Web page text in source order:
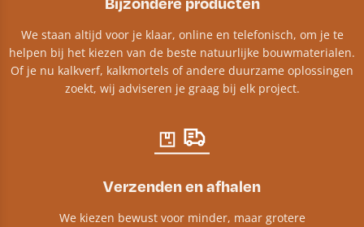
We staan altijd voor je klaar, online en telefonisch, om je te
helpen bij het kiezen van de beste natuurlijke bouwmaterialen.
Of je nu kalkverf, kalkmortels of andere duurzame oplossingen
zoekt, wij adviseren je graag bij elk project.​
Verzenden en afhalen
We kiezen bewust voor minder, maar grotere